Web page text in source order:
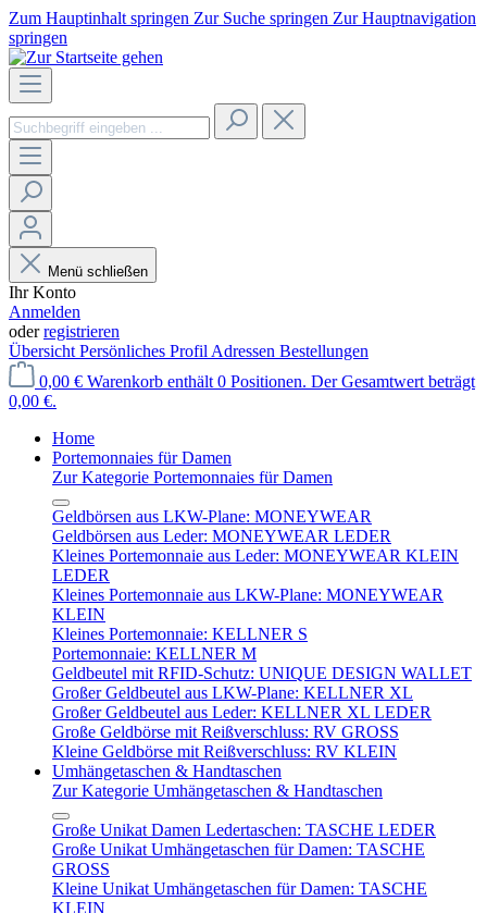
Zum Hauptinhalt springen Zur Suche springen Zur Hauptnavigation
springen
Menü schließen
Ihr Konto
Anmelden
oderregistrieren
Übersicht Persönliches Profil Adressen Bestellungen
0,00 € Warenkorb enthält 0 Positionen. Der Gesamtwert beträgt
0,00 €.
Home
Portemonnaies für Damen
Zur Kategorie Portemonnaies für Damen
Geldbörsen aus LKW-Plane: MONEYWEAR
Geldbörsen aus Leder: MONEYWEAR LEDER
Kleines Portemonnaie aus Leder: MONEYWEAR KLEIN
LEDER
Kleines Portemonnaie aus LKW-Plane: MONEYWEAR
KLEIN
Kleines Portemonnaie: KELLNER S
Portemonnaie: KELLNER M
Geldbeutel mit RFID-Schutz: UNIQUE DESIGN WALLET
Großer Geldbeutel aus LKW-Plane: KELLNER XL
Großer Geldbeutel aus Leder: KELLNER XL LEDER
Große Geldbörse mit Reißverschluss: RV GROSS
Kleine Geldbörse mit Reißverschluss: RV KLEIN
Umhängetaschen & Handtaschen
Zur Kategorie Umhängetaschen & Handtaschen
Große Unikat Damen Ledertaschen: TASCHE LEDER
Große Unikat Umhängetaschen für Damen: TASCHE
GROSS
Kleine Unikat Umhängetaschen für Damen: TASCHE
KLEIN